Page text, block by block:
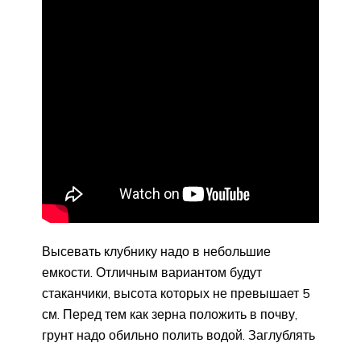
Высевать клубнику надо в небольшие
емкости. Отличным вариантом будут
стаканчики, высота которых не превышает 5
см. Перед тем как зерна положить в почву,
грунт надо обильно полить водой. Заглублять